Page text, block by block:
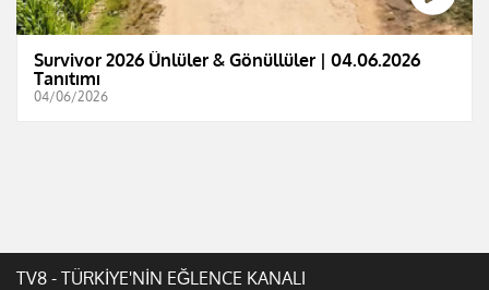
Survivor 2026 Ünlüler & Gönüllüler | 04.06.2026
Tanıtımı
04/06/2026
TV8 - TÜRKİYE'NİN EĞLENCE KANALI